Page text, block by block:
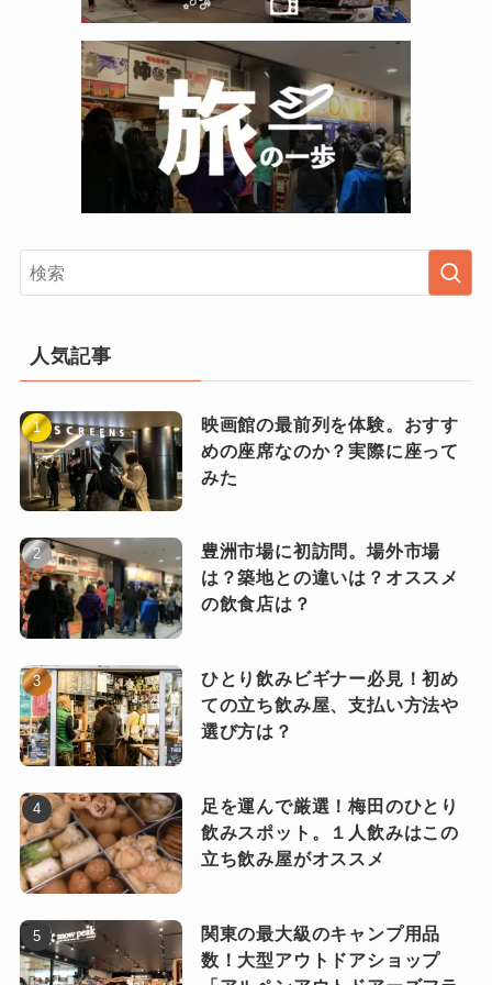
人気記事
映画館の最前列を体験。おすす
めの座席なのか？実際に座って
みた
豊洲市場に初訪問。場外市場
は？築地との違いは？オススメ
の飲食店は？
ひとり飲みビギナー必見！初め
ての立ち飲み屋、支払い方法や
選び方は？
足を運んで厳選！梅田のひとり
飲みスポット。１人飲みはこの
立ち飲み屋がオススメ
関東の最大級のキャンプ用品
数！大型アウトドアショップ